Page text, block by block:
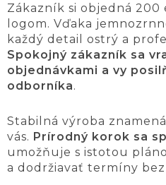
Zákazník si objedná
logom. Vďaka
každý detail ostrý a
Spokojný zákazník sa
objednávkami a vy
odborníka.
Stabilná výroba
vás. Prírodný korok sa
umožňuje s istotou
a dodržiavať termíny